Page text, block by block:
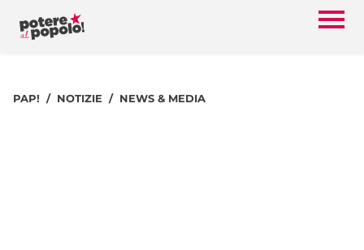
PAP! NOTIZIE NEWS & MEDIA